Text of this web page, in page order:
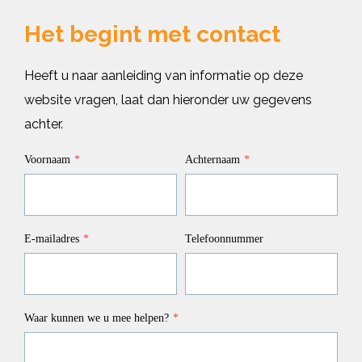
Het begint met contact
Heeft u naar aanleiding van informatie op deze
website vragen, laat dan hieronder uw gegevens
achter.
Voornaam * Achternaam *
E-mailadres * Telefoonnummer
Waar kunnen we u mee helpen? *